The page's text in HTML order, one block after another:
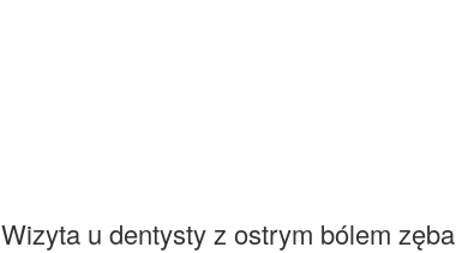
Wizyta u dentysty z ostrym bólem zęba